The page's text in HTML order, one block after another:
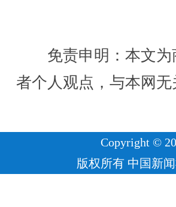
免责申明：本文为
者个人观点，与本网无
Copyright ©
版权所有 中国新